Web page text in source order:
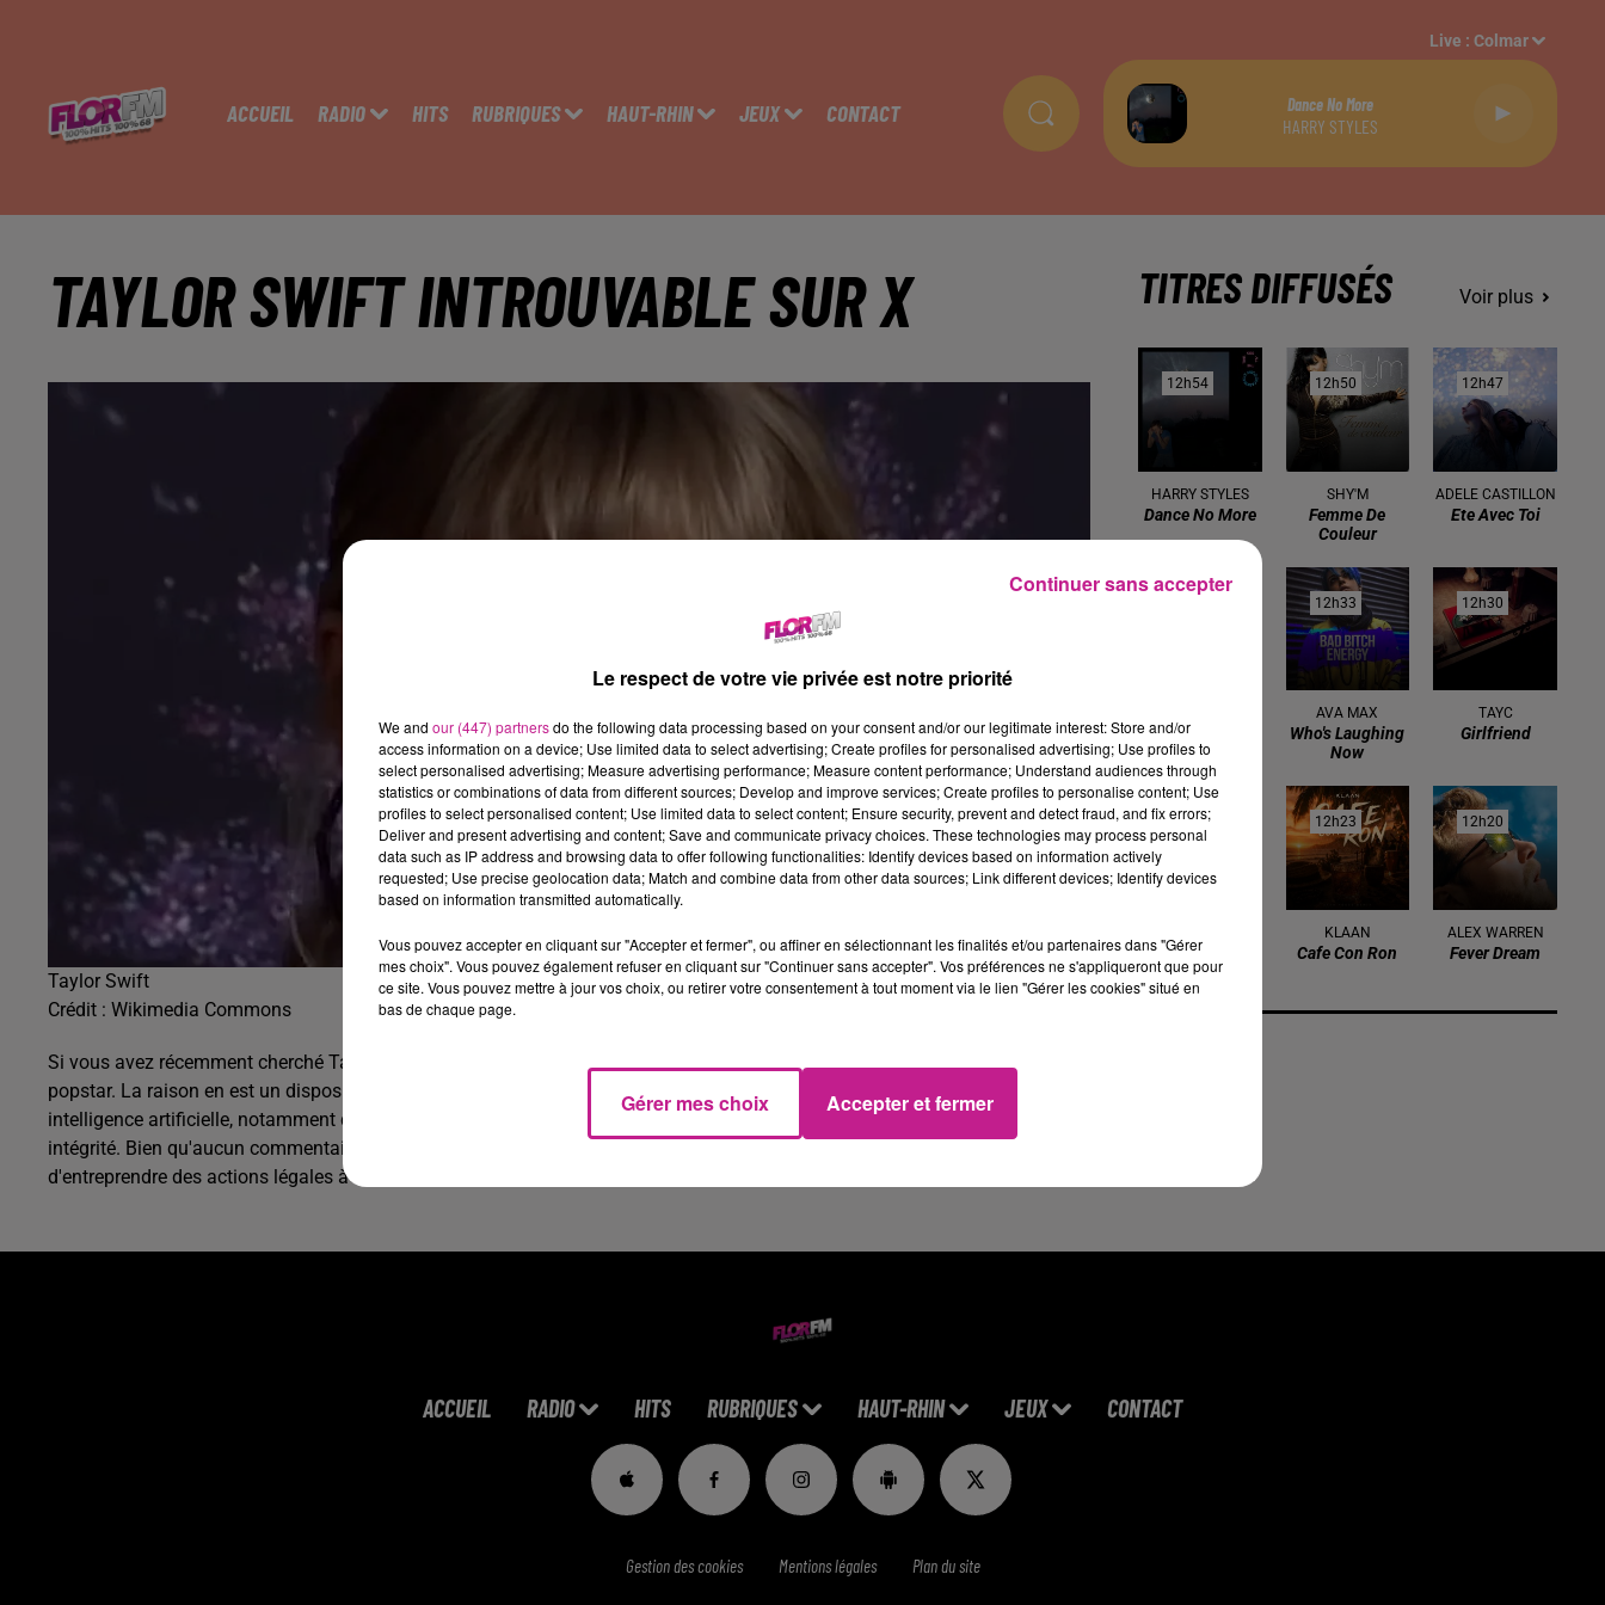
ACCUEIL RADIO HITS RUBRIQUES HAUT-RHIN JEUX CONTACT
Live :Colmar
Dance No More
HARRY STYLES
TAYLOR SWIFT INTROUVABLE SUR X
Taylor Swift
Crédit : Wikimedia Commons
Si vous avez récemment cherché Taylor Swift sur le réseau social X, il est possible que vous ayez remarqué l'absence de la
popstar. La raison en est un dispositif mis en place par Twitter pour mieux contrôler la propagation d'images générées par
intelligence artificielle, notamment des images pornographiques impliquant Taylor Swift. Cette mesure vise à protéger son
intégrité. Bien qu'aucun commentaire n'ait été émis par Taylor Swift elle-même, son équipe envisage sérieusement
d'entreprendre des actions légales à ce sujet.
TITRES DIFFUSÉS Voir plus
12h54
12h54
HARRY STYLES
Dance No More
12h50
12h50
SHY'M
Femme De
Couleur
12h47
12h47
ADELE CASTILLON
Ete Avec Toi
Turn The Lights
Off
12h33
12h33
AVA MAX
Who's Laughing
Now
12h30
12h30
TAYC
Girlfriend
12h26
12h26
Take Me Away
12h23
12h23
KLAAN
Cafe Con Ron
12h20
12h20
ALEX WARREN
Fever Dream
ACCUEIL RADIO HITS RUBRIQUES HAUT-RHIN JEUX CONTACT
Gestion des cookies Mentions légales Plan du site
Le respect de votre vie privée est notre priorité
We and our (447) partnersdo the following data processing based on your consent and/or our legitimate interest: Store and/or
access information on a device; Use limited data to select advertising; Create profiles for personalised advertising; Use profiles to
select personalised advertising; Measure advertising performance; Measure content performance; Understand audiences through
statistics or combinations of data from different sources; Develop and improve services; Create profiles to personalise content; Use
profiles to select personalised content; Use limited data to select content; Ensure security, prevent and detect fraud, and fix errors;
Deliver and present advertising and content; Save and communicate privacy choices. These technologies may process personal
data such as IP address and browsing data to offer following functionalities: Identify devices based on information actively
requested; Use precise geolocation data; Match and combine data from other data sources; Link different devices; Identify devices
based on information transmitted automatically.
Vous pouvez accepter en cliquant sur "Accepter et fermer", ou affiner en sélectionnant les finalités et/ou partenaires dans "Gérer
mes choix". Vous pouvez également refuser en cliquant sur "Continuer sans accepter". Vos préférences ne s'appliqueront que pour
ce site. Vous pouvez mettre à jour vos choix, ou retirer votre consentement à tout moment via le lien "Gérer les cookies" situé en
bas de chaque page.
Gérer mes choix Accepter et fermer
Continuer sans accepter